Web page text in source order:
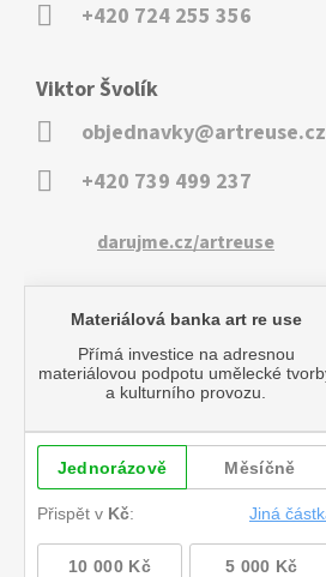
+420 724 255 356
Viktor Švolík
objednavky@artreuse.cz
+420 739 499 237
darujme.cz/artreuse